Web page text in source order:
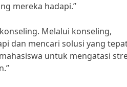
mereka hadapi.”
Melalui konseling,
dan mencari solusi yang
untuk mengatasi